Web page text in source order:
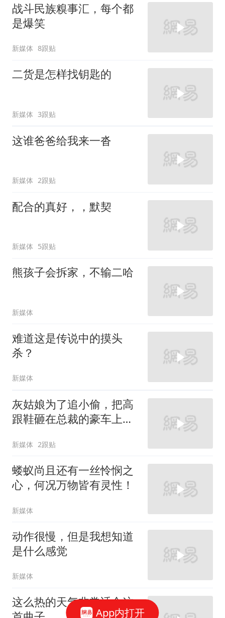
战斗民族糗事汇，每个都
是爆笑
新媒体 8跟贴
二货是怎样找钥匙的
新媒体 3跟贴
这谁爸爸给我来一沓
新媒体 2跟贴
配合的真好，，默契
新媒体 5跟贴
熊孩子会拆家，不输二哈
新媒体
难道这是传说中的摸头
杀？
新媒体
灰姑娘为了追小偷，把高
跟鞋砸在总裁的豪车上，
新媒体 2跟贴
蝼蚁尚且还有一丝怜悯之
心，何况万物皆有灵性！
新媒体
动作很慢，但是我想知道
是什么感觉
新媒体
这么热的天气非常适合这
App内打开